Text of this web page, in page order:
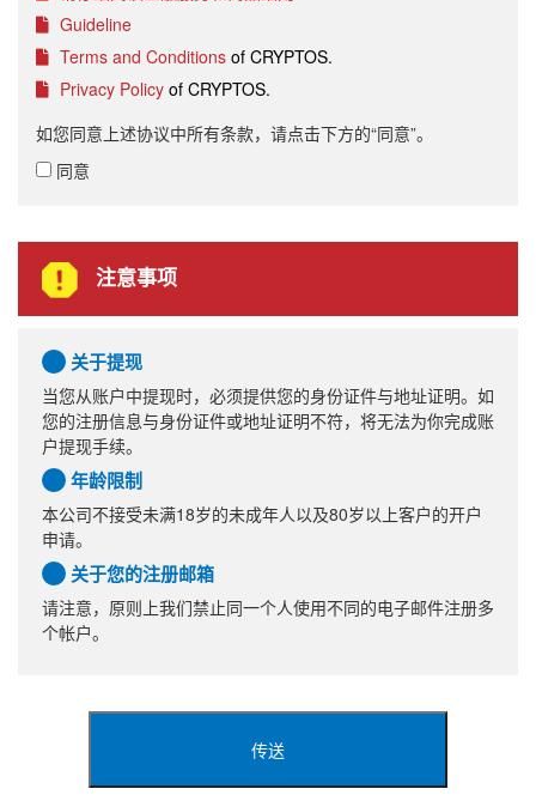
Guideline
Terms and Conditions of CRYPTOS.
Privacy Policy of CRYPTOS.
如您同意上述协议中所有条款，请点击下方的“同意”。
同意
注意事项
关于提现
当您从账户中提现时，必须提供您的身份证件与地址证明。如
您的注册信息与身份证件或地址证明不符，将无法为你完成账
户提现手续。
年龄限制
本公司不接受未满18岁的未成年人以及80岁以上客户的开户
申请。
关于您的注册邮箱
请注意，原则上我们禁止同一个人使用不同的电子邮件注册多
个帐户。
传送